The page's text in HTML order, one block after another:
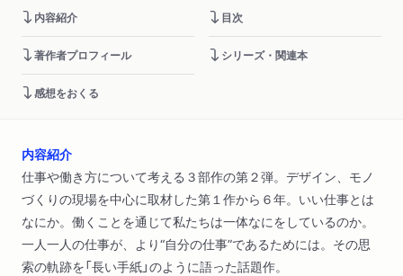
内容紹介 目次
著作者プロフィール シリーズ・関連本
感想をおくる
内容紹介
仕事や働き方について考える３部作の第２弾。デザイン、モノ
づくりの現場を中心に取材した第１作から６年。いい仕事とは
なにか。働くことを通じて私たちは一体なにをしているのか。
一人一人の仕事が、より“自分の仕事”であるためには。その思
索の軌跡を「長い手紙」のように語った話題作。